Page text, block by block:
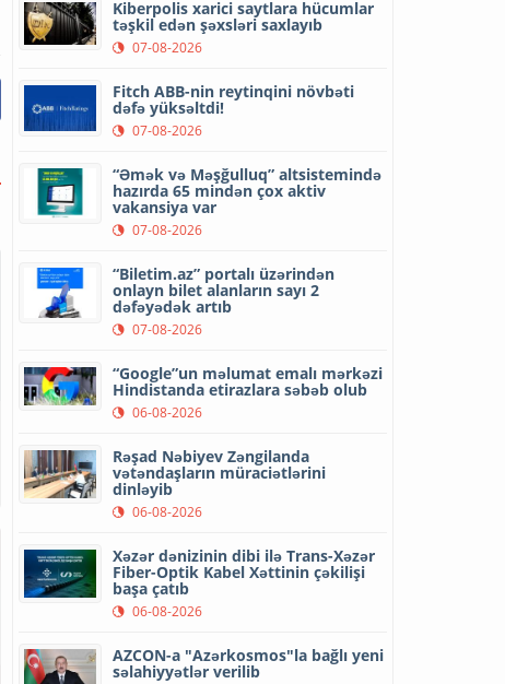
Kiberpolis xarici saytlara hücumlar
təşkil edən şəxsləri saxlayıb
07-08-2026
Fitch ABB-nin reytinqini növbəti
dəfə yüksəltdi!
07-08-2026
“Əmək və Məşğulluq” altsistemində
hazırda 65 mindən çox aktiv
vakansiya var
07-08-2026
“Biletim.az” portalı üzərindən
onlayn bilet alanların sayı 2
dəfəyədək artıb
07-08-2026
“Google”un məlumat emalı mərkəzi
Hindistanda etirazlara səbəb olub
06-08-2026
Rəşad Nəbiyev Zəngilanda
vətəndaşların müraciətlərini
dinləyib
06-08-2026
Xəzər dənizinin dibi ilə Trans-Xəzər
Fiber-Optik Kabel Xəttinin çəkilişi
başa çatıb
06-08-2026
AZCON-a "Azərkosmos"la bağlı yeni
səlahiyyətlər verilib